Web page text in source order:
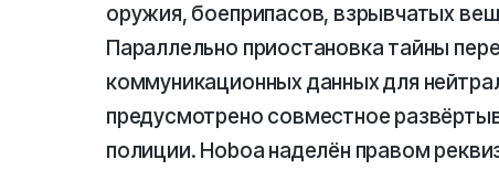
оружия, боеприпасов, взрывчатых
Параллельно приостановка тайны
коммуникационных данных для
предусмотрено совместное
полиции. Ноboa наделён правом